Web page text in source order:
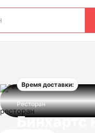
Время доставки:
Ресторан
Бинхартс
ресторан